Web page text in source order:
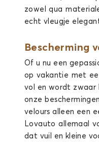
zowel qua
echt vleugje
Bescherming
Of u nu een
op vakantie met
vol en wordt zwaar
onze
velours alleen een
Lovauto allemaal
dat vuil en kleine